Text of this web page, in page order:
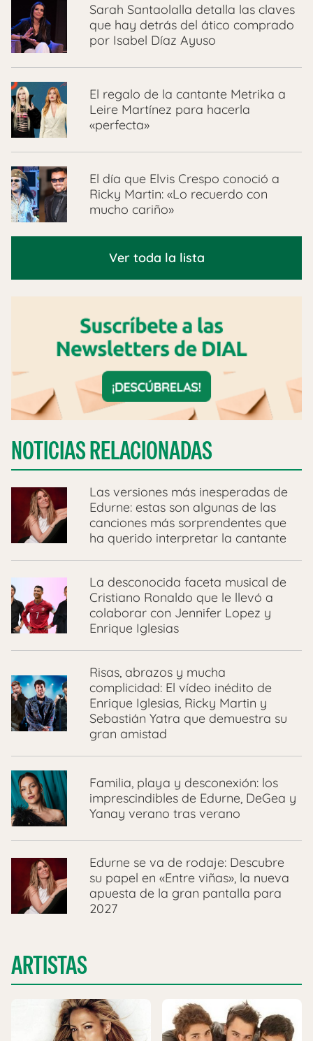
Sarah Santaolalla detalla las claves
que hay detrás del ático comprado
por Isabel Díaz Ayuso
El regalo de la cantante Metrika a
Leire Martínez para hacerla
«perfecta»
El día que Elvis Crespo conoció a
Ricky Martin: «Lo recuerdo con
mucho cariño»
Ver toda la lista
NOTICIAS RELACIONADAS
Las versiones más inesperadas de
Edurne: estas son algunas de las
canciones más sorprendentes que
ha querido interpretar la cantante
La desconocida faceta musical de
Cristiano Ronaldo que le llevó a
colaborar con Jennifer Lopez y
Enrique Iglesias
Risas, abrazos y mucha
complicidad: El vídeo inédito de
Enrique Iglesias, Ricky Martin y
Sebastián Yatra que demuestra su
gran amistad
Familia, playa y desconexión: los
imprescindibles de Edurne, DeGea y
Yanay verano tras verano
Edurne se va de rodaje: Descubre
su papel en «Entre viñas», la nueva
apuesta de la gran pantalla para
2027
ARTISTAS